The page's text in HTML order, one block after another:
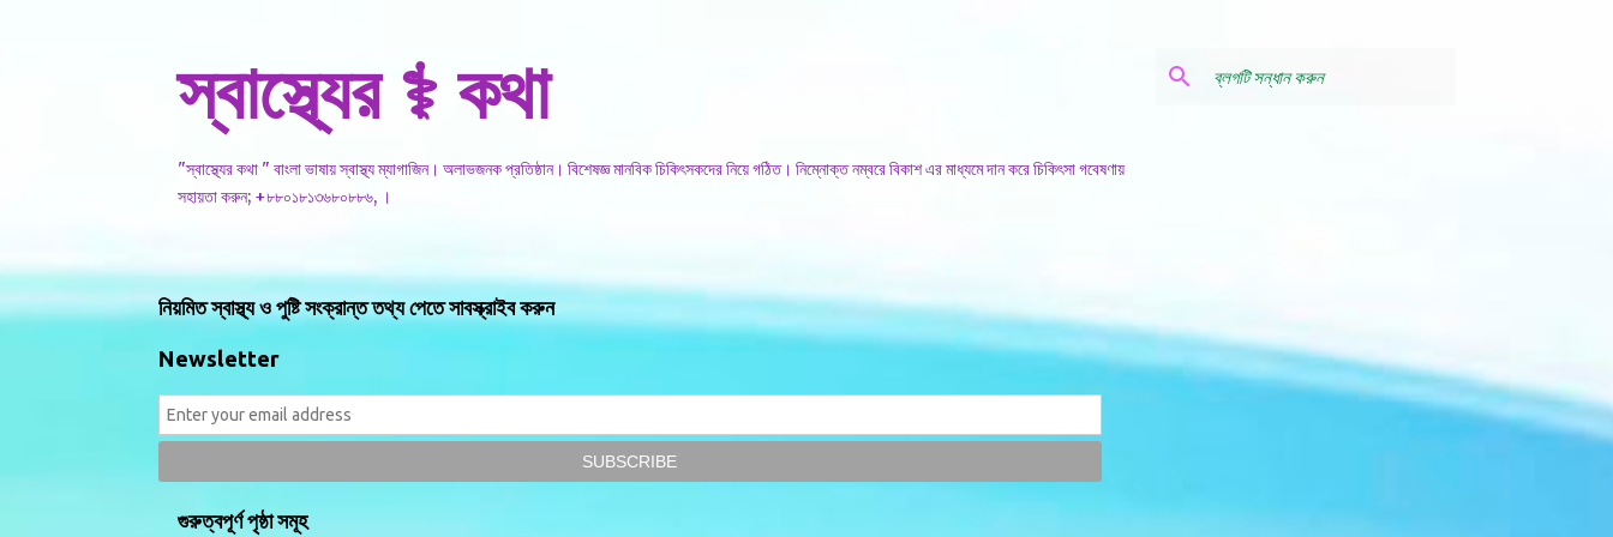
স্বাস্থ্যের ⚕️ কথা
"স্বাস্থ্যের কথা " বাংলা ভাষায় স্বাস্থ্য ম্যাগাজিন। অলাভজনক প্রতিষ্ঠান। বিশেষজ্ঞ মানবিক চিকিৎসকদের নিয়ে গঠিত। নিম্নোক্ত নম্বরে বিকাশ এর মাধ্যমে দান করে চিকিৎসা গবেষণায়
সহায়তা করুন; +৮৮০১৮১৩৬৮০৮৮৬, ।
নিয়মিত স্বাস্থ্য ও পুষ্টি সংক্রান্ত তথ্য পেতে সাবস্ক্রাইব করুন
Newsletter
গুরুত্বপূর্ণ পৃষ্ঠা সমূহ